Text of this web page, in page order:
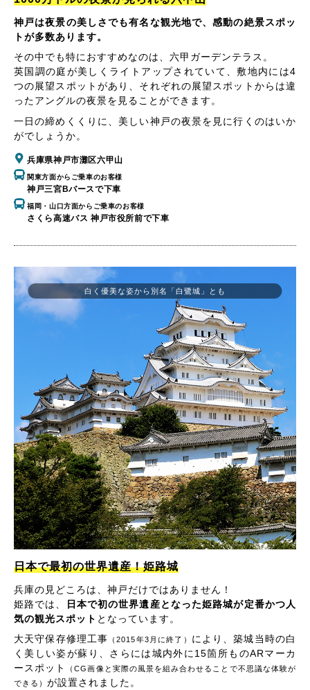
神戸は夜景の美しさでも有名な観光地で、感動の絶景スポッ
トが多数あります。
その中でも特におすすめなのは、六甲ガーデンテラス。
英国調の庭が美しくライトアップされていて、敷地内には4
つの展望スポットがあり、それぞれの展望スポットからは違
ったアングルの夜景を見ることができます。
一日の締めくくりに、美しい神戸の夜景を見に行くのはいか
がでしょうか。
兵庫県神戸市灘区六甲山
関東方面からご乗車のお客様
神戸三宮Bバースで下車
福岡・山口方面からご乗車のお客様
さくら高速バス 神戸市役所前で下車
白く優美な姿から別名「白鷺城」とも
日本で最初の世界遺産！姫路城
兵庫の見どころは、神戸だけではありません！
姫路では、
日本で初の世界遺産となった姫路城が定番かつ人
気の観光スポット となっています。
大天守保存修理工事
（2015年3月に終了）
により、築城当時の白
く美しい姿が蘇り、さらには城内外に15箇所ものARマーカ
ースポット
（CG画像と実際の風景を組み合わせることで不思議な体験が
できる） が設置されました。